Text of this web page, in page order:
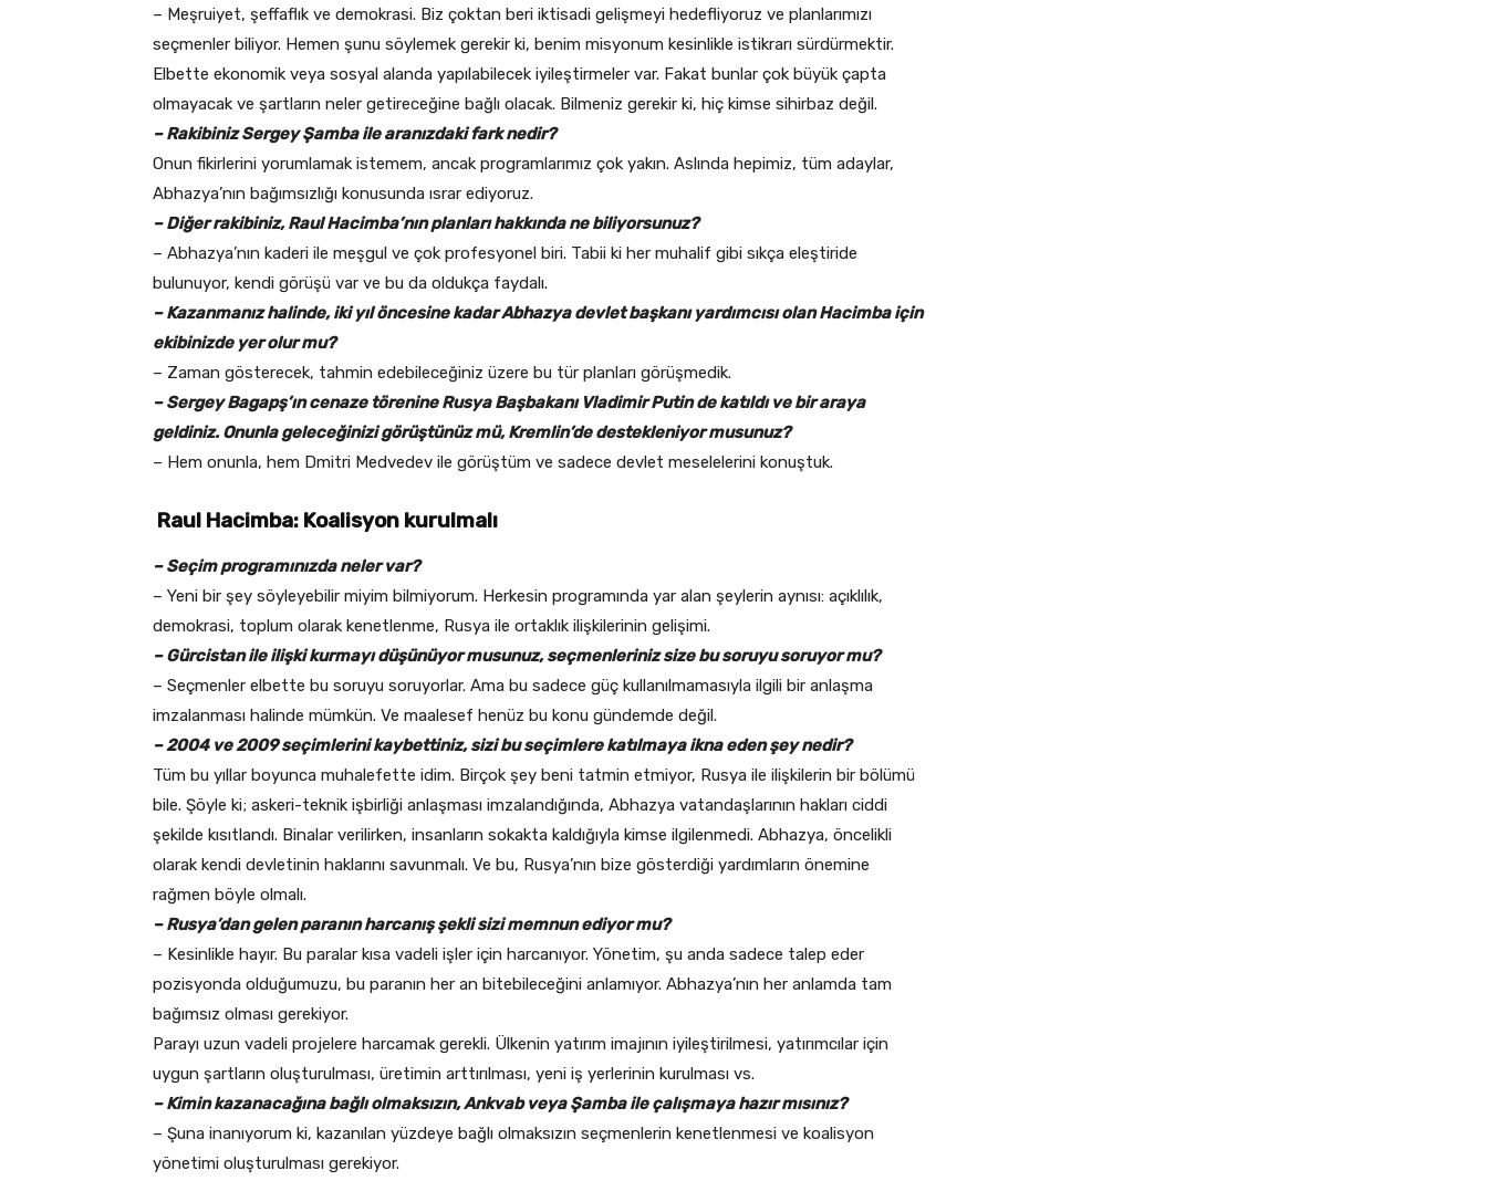
– Meşruiyet, şeffaflık ve demokrasi. Biz çoktan beri iktisadi gelişmeyi hedefliyoruz ve planlarımızı
seçmenler biliyor. Hemen şunu söylemek gerekir ki, benim misyonum kesinlikle istikrarı sürdürmektir.
Elbette ekonomik veya sosyal alanda yapılabilecek iyileştirmeler var. Fakat bunlar çok büyük çapta
olmayacak ve şartların neler getireceğine bağlı olacak. Bilmeniz gerekir ki, hiç kimse sihirbaz değil.
– Rakibiniz Sergey Şamba ile aranızdaki fark nedir?
Onun fikirlerini yorumlamak istemem, ancak programlarımız çok yakın. Aslında hepimiz, tüm adaylar,
Abhazya’nın bağımsızlığı konusunda ısrar ediyoruz.
– Diğer rakibiniz, Raul Hacimba’nın planları hakkında ne biliyorsunuz?
– Abhazya’nın kaderi ile meşgul ve çok profesyonel biri. Tabii ki her muhalif gibi sıkça eleştiride
bulunuyor, kendi görüşü var ve bu da oldukça faydalı.
– Kazanmanız halinde, iki yıl öncesine kadar Abhazya devlet başkanı yardımcısı olan Hacimba için
ekibinizde yer olur mu?
– Zaman gösterecek, tahmin edebileceğiniz üzere bu tür planları görüşmedik.
– Sergey Bagapş’ın cenaze törenine Rusya Başbakanı Vladimir Putin de katıldı ve bir araya
geldiniz. Onunla geleceğinizi görüştünüz mü, Kremlin’de destekleniyor musunuz?
– Hem onunla, hem Dmitri Medvedev ile görüştüm ve sadece devlet meselelerini konuştuk.
Raul Hacimba: Koalisyon kurulmalı
– Seçim programınızda neler var?
– Yeni bir şey söyleyebilir miyim bilmiyorum. Herkesin programında yar alan şeylerin aynısı: açıklılık,
demokrasi, toplum olarak kenetlenme, Rusya ile ortaklık ilişkilerinin gelişimi.
– Gürcistan ile ilişki kurmayı düşünüyor musunuz, seçmenleriniz size bu soruyu soruyor mu?
– Seçmenler elbette bu soruyu soruyorlar. Ama bu sadece güç kullanılmamasıyla ilgili bir anlaşma
imzalanması halinde mümkün. Ve maalesef henüz bu konu gündemde değil.
– 2004 ve 2009 seçimlerini kaybettiniz, sizi bu seçimlere katılmaya ikna eden şey nedir?
Tüm bu yıllar boyunca muhalefette idim. Birçok şey beni tatmin etmiyor, Rusya ile ilişkilerin bir bölümü
bile. Şöyle ki; askeri-teknik işbirliği anlaşması imzalandığında, Abhazya vatandaşlarının hakları ciddi
şekilde kısıtlandı. Binalar verilirken, insanların sokakta kaldığıyla kimse ilgilenmedi. Abhazya, öncelikli
olarak kendi devletinin haklarını savunmalı. Ve bu, Rusya’nın bize gösterdiği yardımların önemine
rağmen böyle olmalı.
– Rusya’dan gelen paranın harcanış şekli sizi memnun ediyor mu?
– Kesinlikle hayır. Bu paralar kısa vadeli işler için harcanıyor. Yönetim, şu anda sadece talep eder
pozisyonda olduğumuzu, bu paranın her an bitebileceğini anlamıyor. Abhazya’nın her anlamda tam
bağımsız olması gerekiyor.
Parayı uzun vadeli projelere harcamak gerekli. Ülkenin yatırım imajının iyileştirilmesi, yatırımcılar için
uygun şartların oluşturulması, üretimin arttırılması, yeni iş yerlerinin kurulması vs.
– Kimin kazanacağına bağlı olmaksızın, Ankvab veya Şamba ile çalışmaya hazır mısınız?
– Şuna inanıyorum ki, kazanılan yüzdeye bağlı olmaksızın seçmenlerin kenetlenmesi ve koalisyon
yönetimi oluşturulması gerekiyor.